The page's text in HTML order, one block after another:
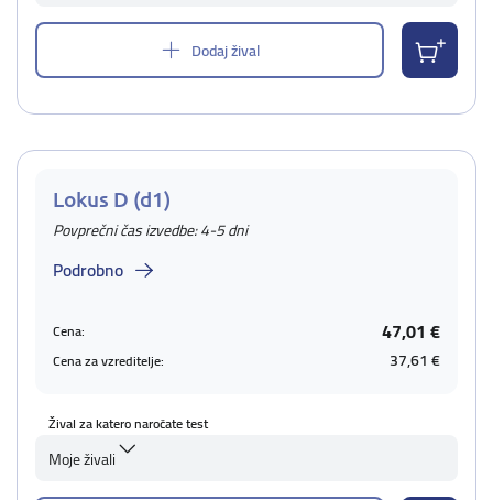
Dodaj žival
Lokus D (d1)
Povprečni čas izvedbe: 4-5 dni
Podrobno
Cena: 47,01 €
Cena za vzreditelje: 37,61 €
Žival za katero naročate test
Moje živali